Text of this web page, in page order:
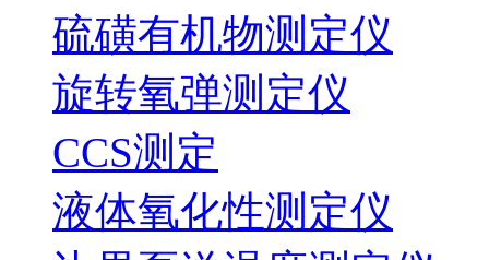
硫磺有机物测定仪
旋转氧弹测定仪
CCS测定
液体氧化性测定仪